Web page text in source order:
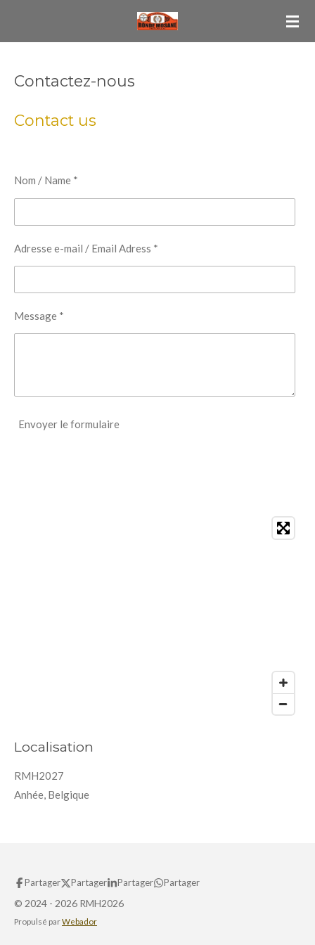
principal
Contactez-nous
Contact us
Nom / Name *
Adresse e-mail / Email Adress *
Message *
Envoyer le formulaire
Localisation
RMH2027
Anhée, Belgique
Partager Partager Partager Partager
© 2024 - 2026 RMH2026
Propulsé parWebador